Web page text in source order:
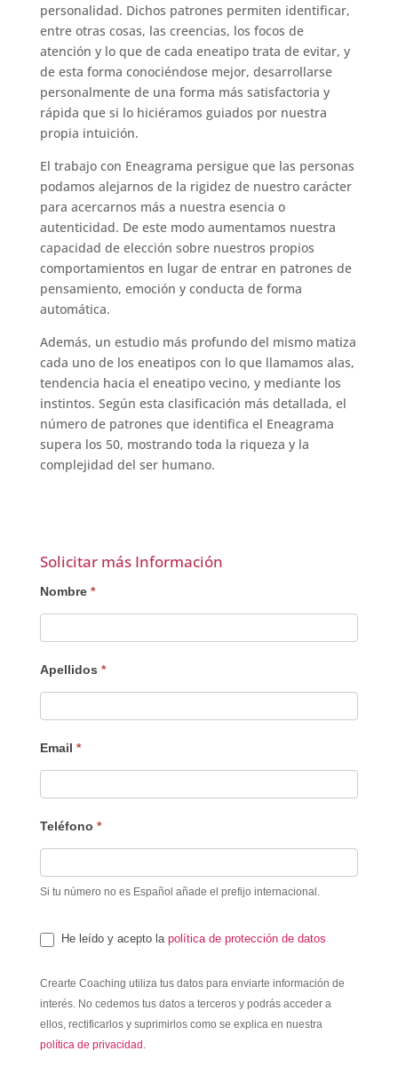
personalidad. Dichos patrones permiten identificar,
entre otras cosas, las creencias, los focos de
atención y lo que de cada eneatipo trata de evitar, y
de esta forma conociéndose mejor, desarrollarse
personalmente de una forma más satisfactoria y
rápida que si lo hiciéramos guiados por nuestra
propia intuición.
El trabajo con Eneagrama persigue que las personas
podamos alejarnos de la rigidez de nuestro carácter
para acercarnos más a nuestra esencia o
autenticidad. De este modo aumentamos nuestra
capacidad de elección sobre nuestros propios
comportamientos en lugar de entrar en patrones de
pensamiento, emoción y conducta de forma
automática.
Además, un estudio más profundo del mismo matiza
cada uno de los eneatipos con lo que llamamos alas,
tendencia hacia el eneatipo vecino, y mediante los
instintos. Según esta clasificación más detallada, el
número de patrones que identifica el Eneagrama
supera los 50, mostrando toda la riqueza y la
complejidad del ser humano.
Solicitar más Información
Interesado
Nombre *
Apellidos *
Email *
Teléfono *
Si tu número no es Español añade el prefijo internacional.
He leído y acepto la política de protección de datos
Crearte Coaching utiliza tus datos para enviarte información de
interés. No cedemos tus datos a terceros y podrás acceder a
ellos, rectificarlos y suprimirlos como se explica en nuestra
política de privacidad.